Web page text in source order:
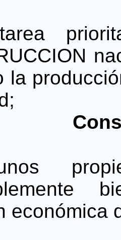
la
económica